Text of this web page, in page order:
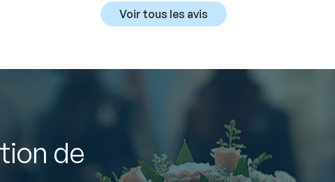
Voir tous les avis
de